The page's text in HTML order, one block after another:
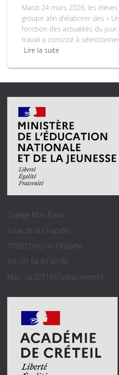
Mardi 24 mars 2026, les
groupe afin d’élaborer des «
fonction des actualités du
travail a consisté à
Lire la suite
Collège Mon Plaisir
6 rue de la Chapelle
77580 Crécy-la-Chapelle
Tel : 01 64 63 40 90
Mail : ce.0771667u@ac-creteil.fr